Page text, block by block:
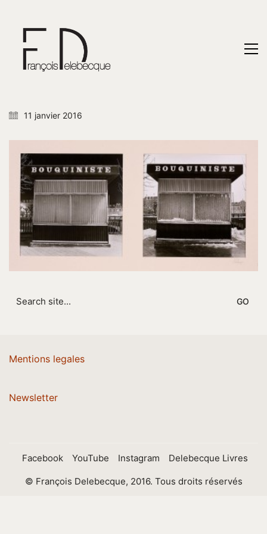
11 janvier 2016
for:
Mentions legales
Newsletter
Facebook YouTube Instagram Delebecque Livres
© François Delebecque, 2016. Tous droits réservés